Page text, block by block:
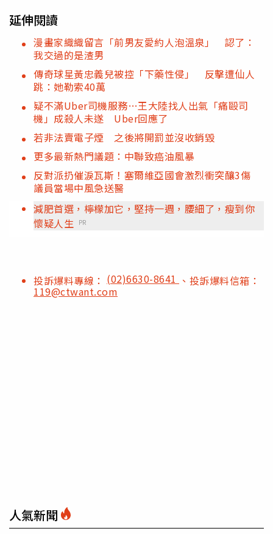
延伸閱讀
漫畫家織織留言「前男友愛約人泡溫泉」 認了：
我交過的是渣男
傳奇球星黃忠義兒被控「下藥性侵」 反擊遭仙人
跳：她勒索40萬
疑不滿Uber司機服務…王大陸找人出氣「痛毆司
機」成殺人未遂 Uber回應了
若非法賣電子煙 之後將開罰並沒收銷毀
更多最新熱門議題：中聯致癌油風暴
反對派扔催淚瓦斯！塞爾維亞國會激烈衝突釀3傷
議員當場中風急送醫
減肥首選，檸檬加它，堅持一週，腰細了，瘦到你
懷疑人生 PR
投訴爆料專線： (02)6630-8641 、投訴爆料信箱：
119@ctwant.com
人氣新聞